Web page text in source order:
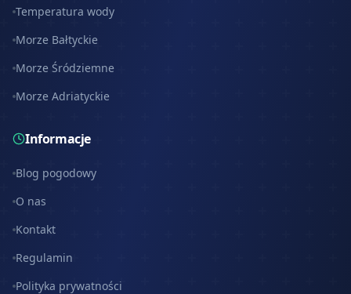
Temperatura wody
Morze Bałtyckie
Morze Śródziemne
Morze Adriatyckie
Informacje
Blog pogodowy
O nas
Kontakt
Regulamin
Polityka prywatności